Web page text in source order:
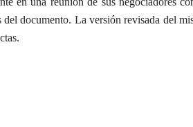
del documento. La versión revisada del